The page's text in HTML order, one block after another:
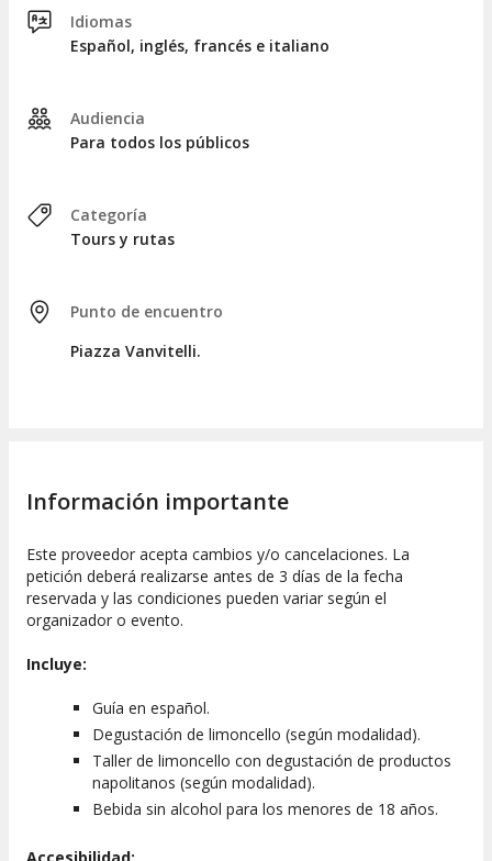
Español, conocido por la colorida
sus calles. ¡Una auténtica explosión de vida! Caminaremos
por el laberinto de callejuelas para descubrir
Al finalizar cerca de tres horas de recorrido, nos
Visita con taller de limoncello (3 horas y 45 minutos)
Si elegís esta opción, disfrutaréis del
minutos para aprender a preparar limoncello
esta actividad, ofreceremos productos típicos como taralli,
aceitunas y otros sabores napolitanos. Los menores de 18
Idiomas
Español, inglés, francés e italiano
Audiencia
Para todos los públicos
Categoría
Tours y rutas
Punto de encuentro
Piazza Vanvitelli.
Información importante
Este proveedor acepta cambios y/o cancelaciones. La
petición deberá realizarse antes de 3 días de la fecha
reservada y las condiciones pueden variar según el
organizador o evento.
Incluye:
Guía en español.
Degustación de limoncello (según modalidad).
Taller de limoncello con degustación de productos
napolitanos (según modalidad).
Bebida sin alcohol para los menores de 18 años.